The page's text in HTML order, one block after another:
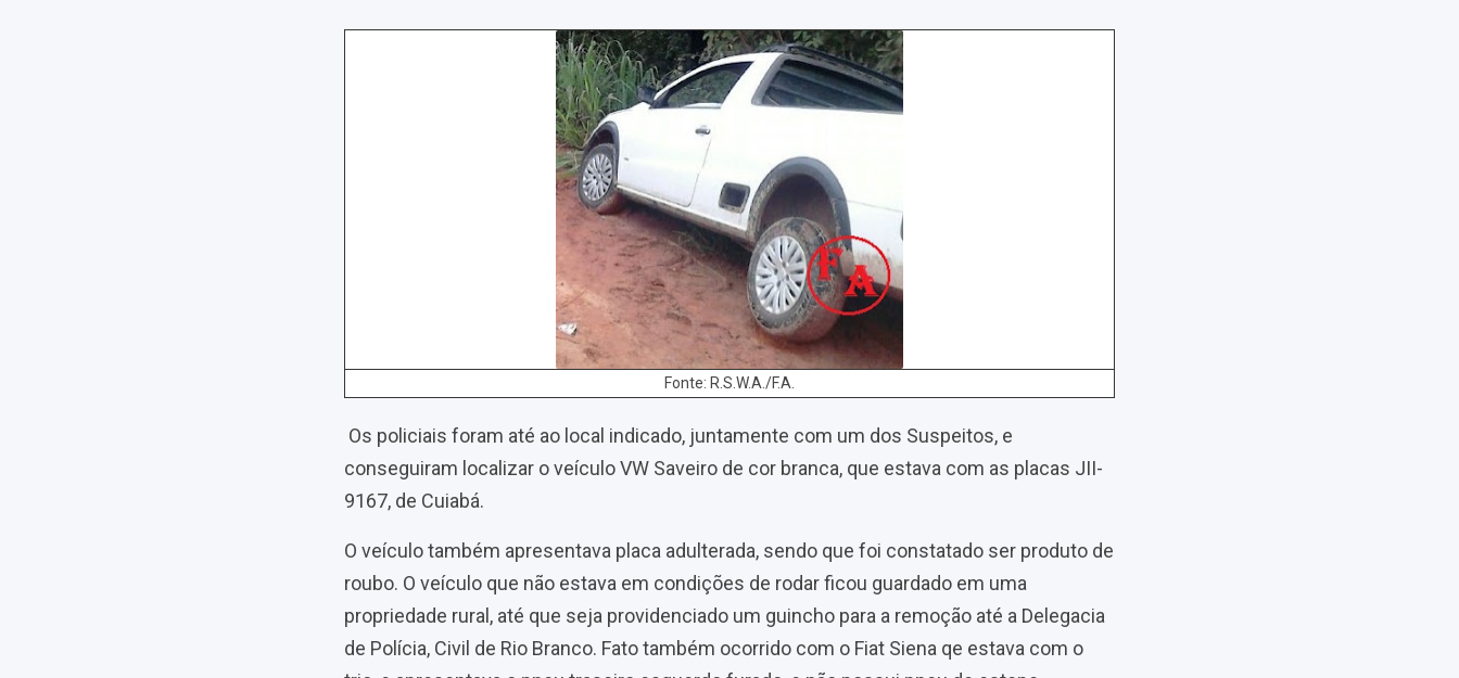
Fonte: R.S.W.A./F.A.
Os policiais foram até ao local indicado, juntamente com um dos Suspeitos, e
conseguiram localizar o veículo VW Saveiro de cor branca, que estava com as placas JII-
9167, de Cuiabá.
O veículo também apresentava placa adulterada, sendo que foi constatado ser produto de
roubo. O veículo que não estava em condições de rodar ficou guardado em uma
propriedade rural, até que seja providenciado um guincho para a remoção até a Delegacia
de Polícia, Civil de Rio Branco. Fato também ocorrido com o Fiat Siena qe estava com o